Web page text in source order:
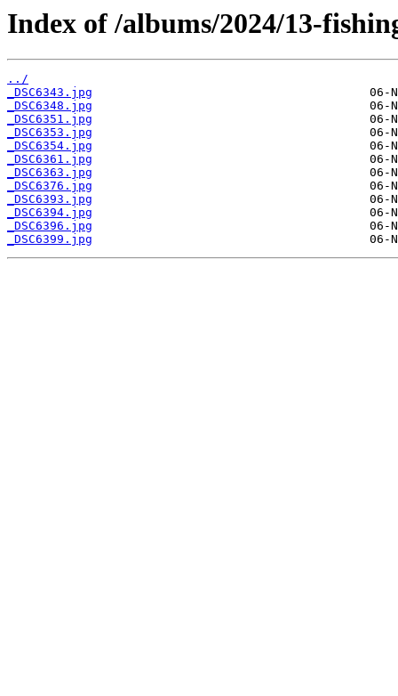
Index of /albums/2024/13-
../
_DSC6343.jpg
_DSC6348.jpg
_DSC6351.jpg
_DSC6353.jpg
_DSC6354.jpg
_DSC6361.jpg
_DSC6363.jpg
_DSC6376.jpg
_DSC6393.jpg
_DSC6394.jpg
_DSC6396.jpg
_DSC6399.jpg